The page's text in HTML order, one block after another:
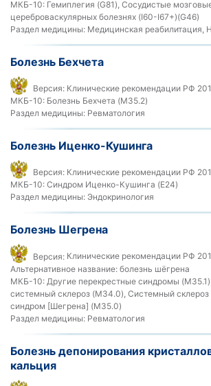
МКБ-10: Гемиплегия (G81), Сосудистые
цереброваскулярных болезнях (I60-I67+)(G46)
Раздел медицины: Медицинская реабилитация,
Болезнь Бехчета
Версия: Клинические рекомендации РФ
МКБ-10: Болезнь Бехчета (M35.2)
Раздел медицины: Ревматология
Болезнь Иценко-Кушинга
Версия: Клинические рекомендации РФ
МКБ-10: Синдром Иценко-Кушинга (E24)
Раздел медицины: Эндокринология
Болезнь Шегрена
Версия: Клинические рекомендации РФ
Альтернативное название: болезнь шёгрена
МКБ-10: Другие перекрестные синдромы
системный склероз (M34.0), Системный
синдром [Шегрена] (M35.0)
Раздел медицины: Ревматология
Болезнь депонирования
кальция